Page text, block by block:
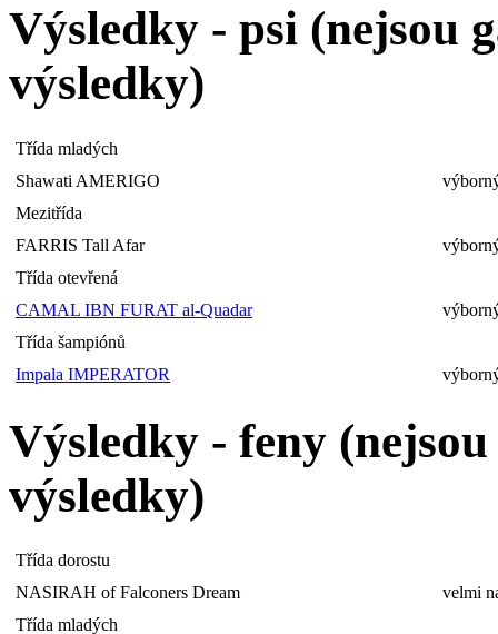
Výsledky - psi (nejsou
výsledky)
Třída mladých
Shawati AMERIGO
Mezitřída
FARRIS Tall Afar
Třída otevřená
CAMAL IBN FURAT al-Quadar
Třída šampiónů
Impala IMPERATOR
Výsledky - feny
výsledky)
Třída dorostu
NASIRAH of Falconers Dream
velmi
Třída mladých